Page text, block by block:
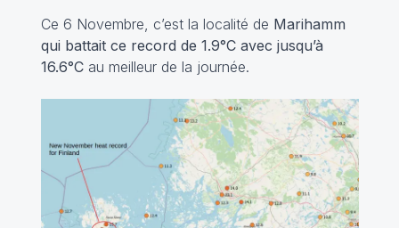
Ce 6 Novembre, c’est la localité de Marihamm
qui battait ce record de 1.9°C avec jusqu’à
16.6°Cau meilleur de la journée.